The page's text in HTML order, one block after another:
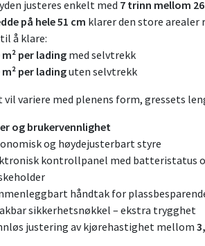
justeres enkelt med 7 trinn mellom
på hele 51 cm klarer den store arealer
å klare:
m² per lading med selvtrekk
m² per ladinguten selvtrekk
vil variere med plenens form, gressets
og brukervennlighet
og høydejusterbart styre
kontrollpanel med batteristatus
håndtak for
sikkerhetsnøkkel – ekstra trygghet
justering av kjørehastighet mellom